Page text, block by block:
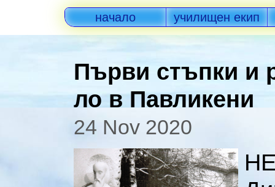
начало училищен екип
Първи стъпки и
ло в Павликени
24 Nov 2020